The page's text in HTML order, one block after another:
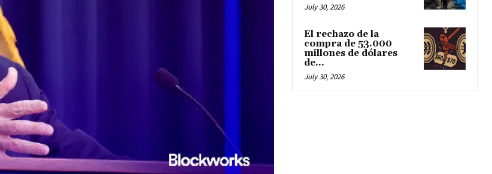
July 30, 2026
El rechazo de la
compra de 53.000
millones de dólares
de...
July 30, 2026